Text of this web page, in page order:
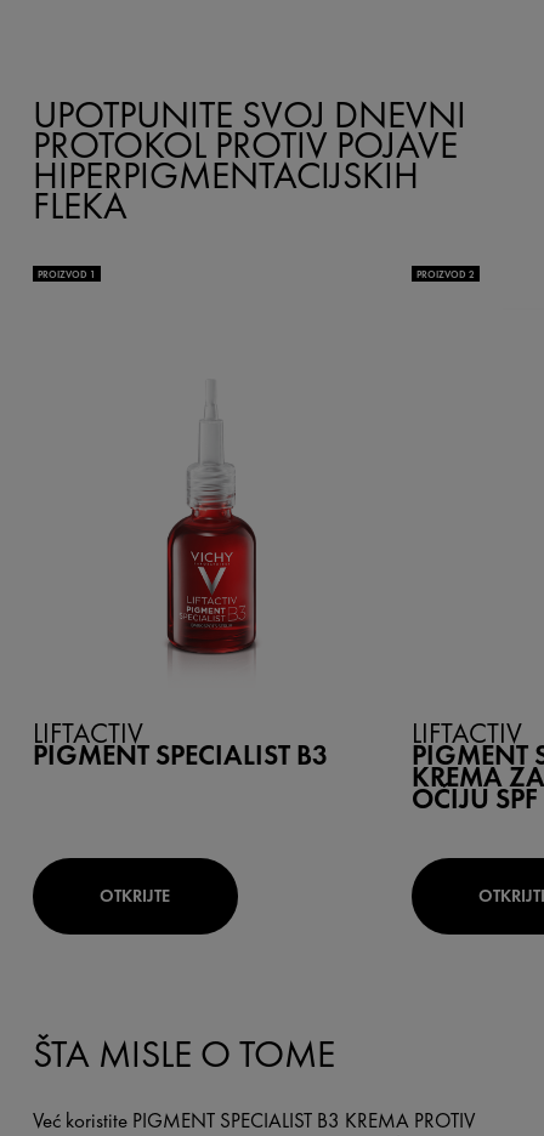
UPOTPUNITE SVOJ DNEVNI
PROTOKOL PROTIV POJAVE
HIPERPIGMENTACIJSKIH
FLEKA
PROIZVOD 1
LIFTACTIV
PIGMENT SPECIALIST B3
OTKRIJTE
PROIZVOD 2
LIFTACTIV
PIGMENT
KREMA
OČIJU
ŠTA MISLE O TOME
Već koristite PIGMENT SPECIALIST B3 KREMA PROTIV